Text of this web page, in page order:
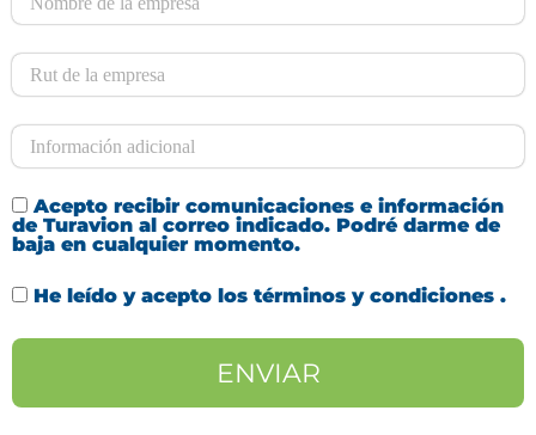
Acepto recibir comunicaciones e información
de Turavion al correo indicado. Podré darme de
baja en cualquier momento.
He leído y acepto los términos y condiciones .